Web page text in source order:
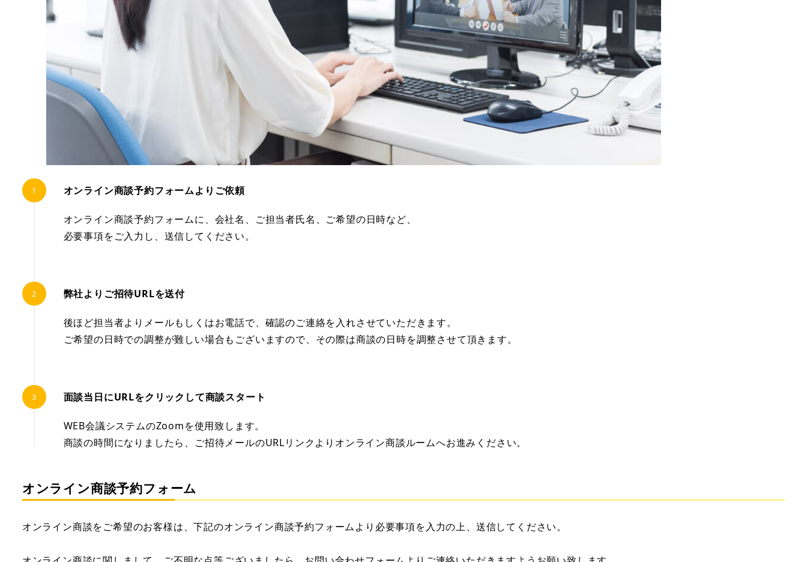
オンライン商談予約フォームよりご依頼
オンライン商談予約フォームに、会社名、ご担当者氏名、ご希望の日時など、
必要事項をご入力し、送信してください。
弊社よりご招待URLを送付
後ほど担当者よりメールもしくはお電話で、確認のご連絡を入れさせていただきます。
ご希望の日時での調整が難しい場合もございますので、その際は商談の日時を調整させて頂きます。
面談当日にURLをクリックして商談スタート
WEB会議システムのZoomを使用致します。
商談の時間になりましたら、ご招待メールのURLリンクよりオンライン商談ルームへお進みください。
オンライン商談予約フォーム
オンライン商談をご希望のお客様は、下記のオンライン商談予約フォームより必要事項を入力の上、送信してください。